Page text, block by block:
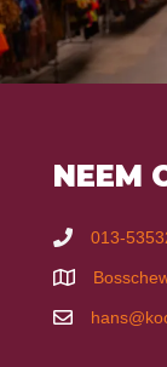
NEEM
013-